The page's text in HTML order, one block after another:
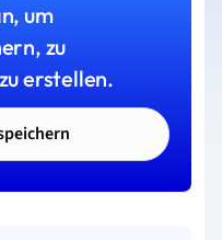
um
zu
erstellen.